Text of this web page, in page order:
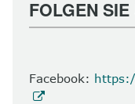
FOLGEN SIE
Facebook: